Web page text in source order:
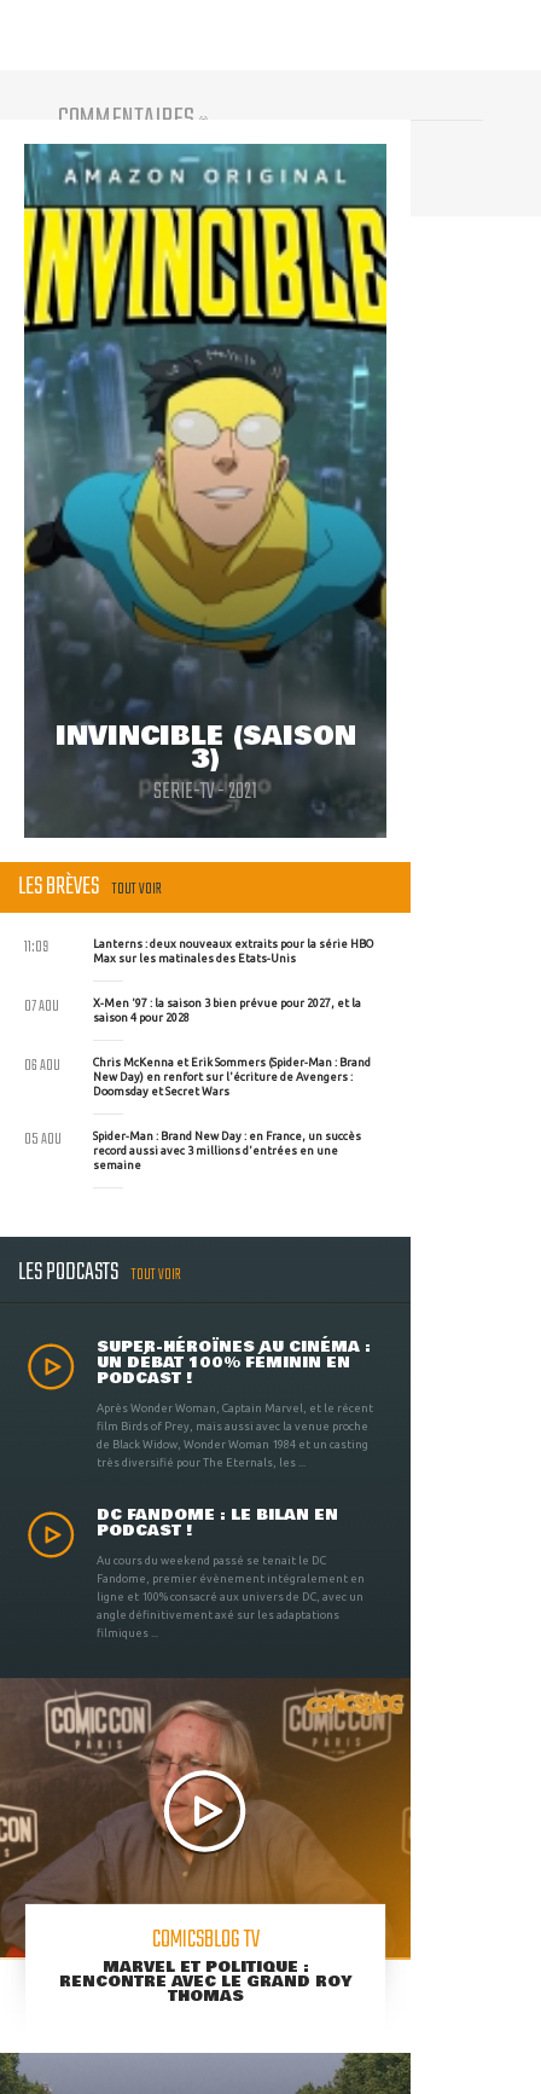
COMMENTAIRES (0)
Vous devez être connecté pour participer
INVINCIBLE (SAISON
3)
SERIE-TV - 2021
LES BRÈVES TOUT VOIR
Lanterns : deux nouveaux extraits pour la série HBO
Max sur les matinales des Etats-Unis
11:09
X-Men '97 : la saison 3 bien prévue pour 2027, et la
saison 4 pour 2028
07 AOU
Chris McKenna et Erik Sommers (Spider-Man : Brand
New Day) en renfort sur l'écriture de Avengers :
Doomsday et Secret Wars
06 AOU
Spider-Man : Brand New Day : en France, un succès
record aussi avec 3 millions d'entrées en une
semaine
05 AOU
LES PODCASTS TOUT VOIR
SUPER-HÉROÏNES AU CINÉMA :
UN DÉBAT 100% FÉMININ EN
PODCAST !
Après Wonder Woman, Captain Marvel, et le récent
film Birds of Prey, mais aussi avec la venue proche
de Black Widow, Wonder Woman 1984 et un casting
très diversifié pour The Eternals, les ...
DC FANDOME : LE BILAN EN
PODCAST !
Au cours du weekend passé se tenait le DC
Fandome, premier évènement intégralement en
ligne et 100% consacré aux univers de DC, avec un
angle définitivement axé sur les adaptations
filmiques ...
COMICSBLOG TV
MARVEL ET POLITIQUE :
RENCONTRE AVEC LE GRAND ROY
THOMAS